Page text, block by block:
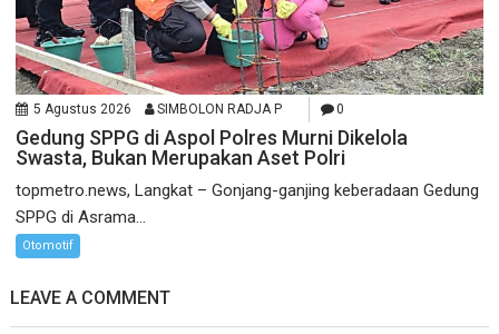
5 Agustus 2026 SIMBOLON RADJA P 0
Gedung SPPG di Aspol Polres Murni Dikelola
Swasta, Bukan Merupakan Aset Polri
topmetro.news, Langkat – Gonjang-ganjing keberadaan Gedung
SPPG di Asrama...
Otomotif
LEAVE A COMMENT